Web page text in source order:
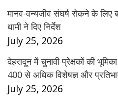
मानव-वन्यजीव संघर्ष रोकने के लिए
धामी ने दिए निर्देश
July 25, 2026
देहरादून में चुनावी प्रेक्षकों की
400 से अधिक विशेषज्ञ और
July 25, 2026